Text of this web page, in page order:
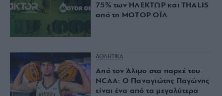
75% των ΗΛΕΚΤΩΡ και THALIS
από τη ΜΟΤΟΡ ΟΪΛ
ΑΘΛΗΤΙΚΑ
Από τον Άλιμο στα παρκέ του
NCAA: Ο Παναγιώτης Παγώνης
είναι ένα από τα μεγαλύτερα